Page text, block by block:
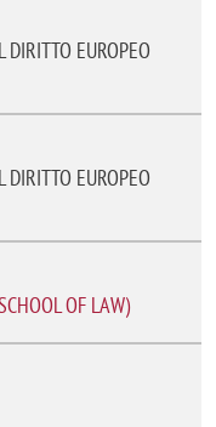
EUROPEO
EUROPEO
OF LAW)